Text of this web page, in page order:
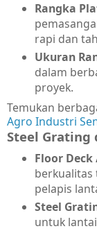
Rangka
rapi dan
Ukuran
dalam
proyek.
Temukan
Agro Industri
Steel Grating
Floor
berkualitas
pelapis
Steel
untuk